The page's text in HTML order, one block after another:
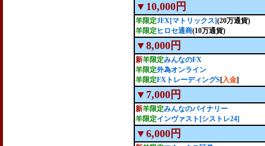
▼10,000円
羊限定JFX[マトリックス](20万通貨)
羊限定ヒロセ通商(10万通貨)
▼8,000円
新羊限定みんなのFX
羊限定外為オンライン
羊限定FXトレーディングS[入金]
▼7,000円
新羊限定みんなのバイナリー
羊限定インヴァスト[シストレ24]
▼6,000円